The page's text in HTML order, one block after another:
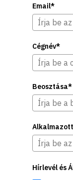
Email*
Cégnév*
Beosztása*
Hírlevél és